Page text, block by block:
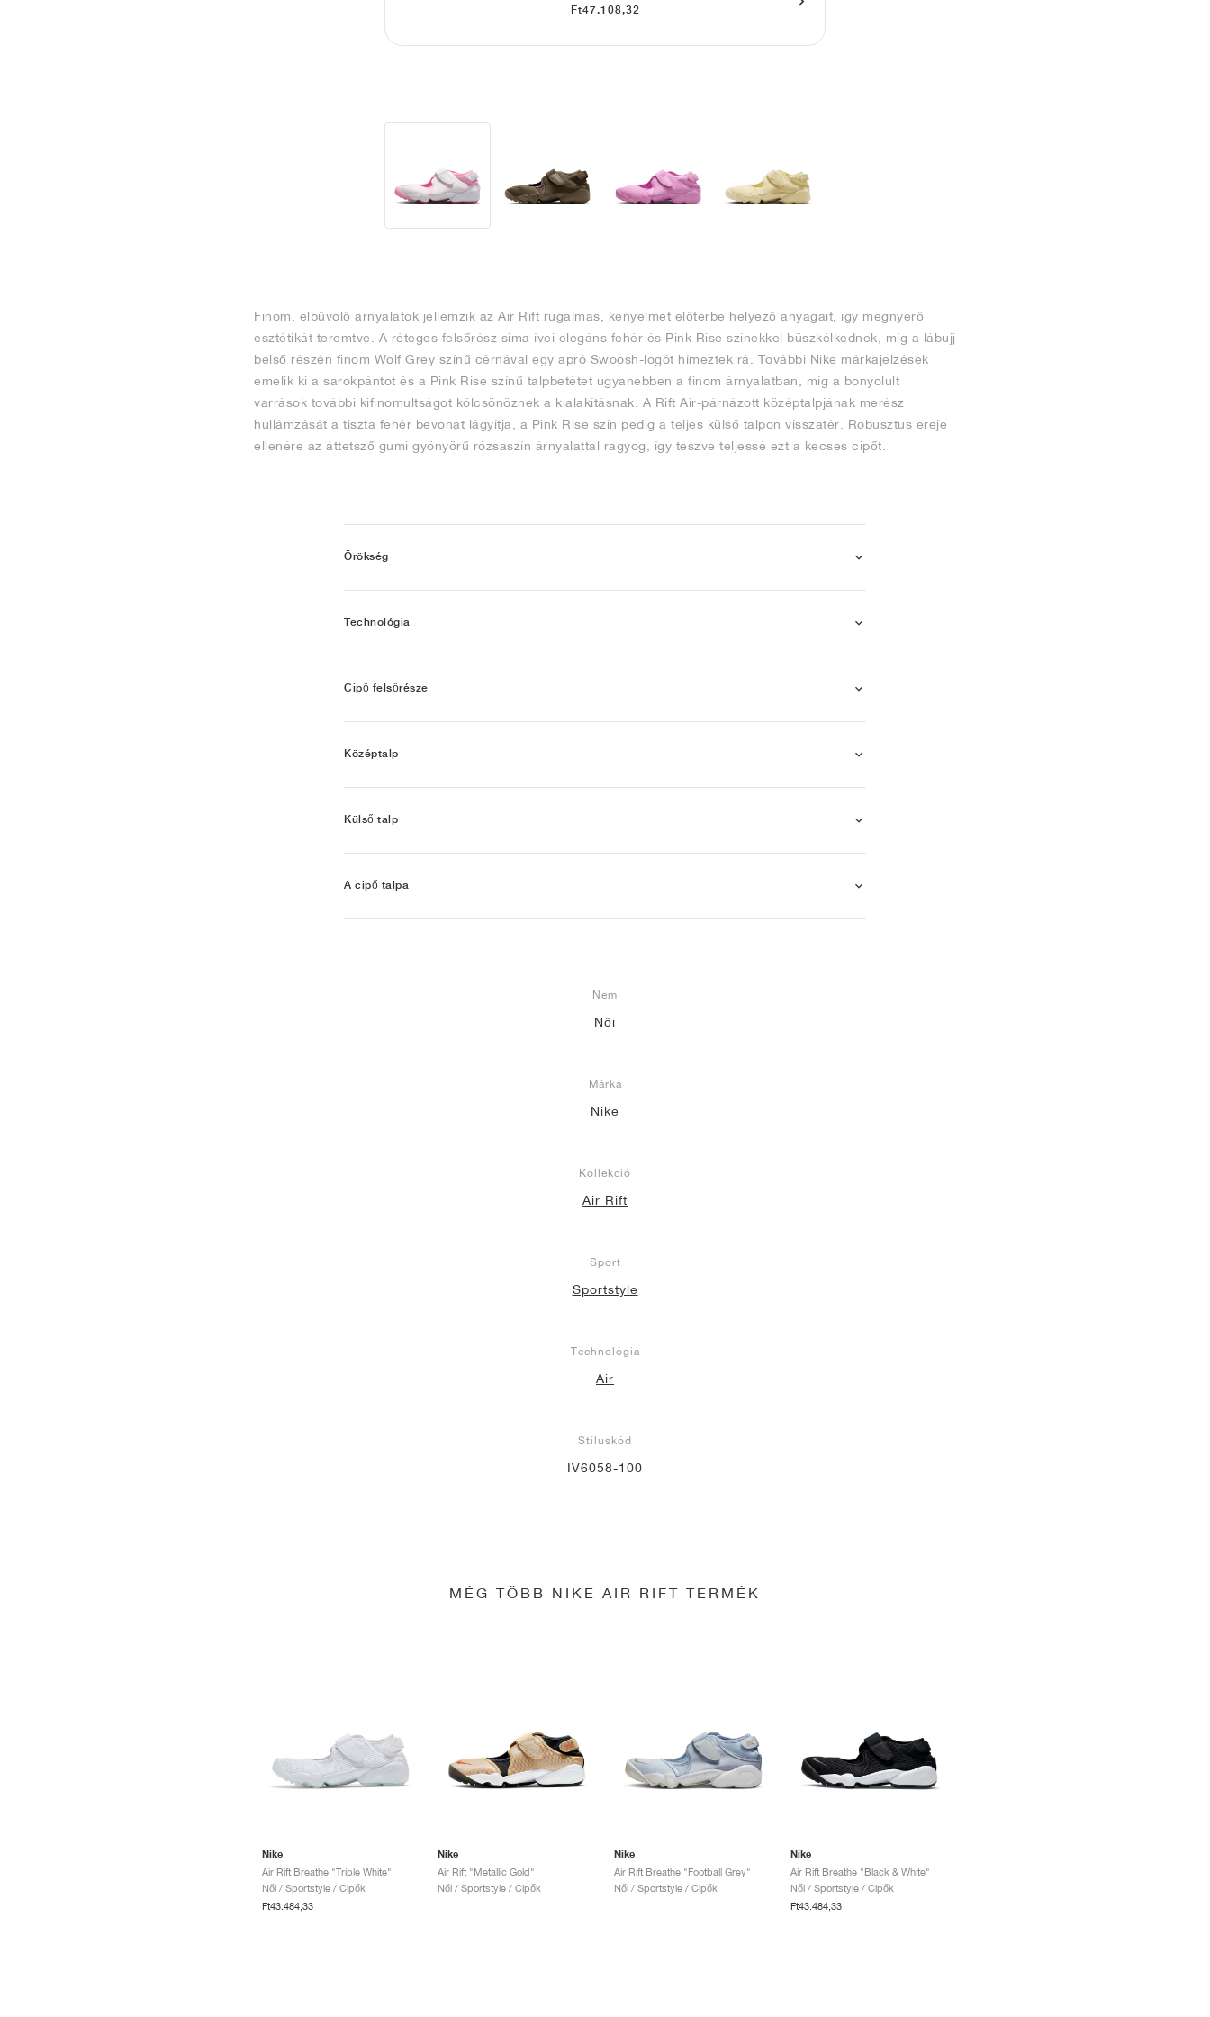
Ft47.108,32
Finom, elbűvölő árnyalatok jellemzik az Air Rift rugalmas, kényelmet előtérbe helyező anyagait, így megnyerő
esztétikát teremtve. A réteges felsőrész sima ívei elegáns fehér és Pink Rise színekkel büszkélkednek, míg a lábujj
belső részén finom Wolf Grey színű cérnával egy apró Swoosh-logót hímeztek rá. További Nike márkajelzések
emelik ki a sarokpántot és a Pink Rise színű talpbetétet ugyanebben a finom árnyalatban, míg a bonyolult
varrások további kifinomultságot kölcsönöznek a kialakításnak. A Rift Air-párnázott középtalpjának merész
hullámzását a tiszta fehér bevonat lágyítja, a Pink Rise szín pedig a teljes külső talpon visszatér. Robusztus ereje
ellenére az áttetsző gumi gyönyörű rózsaszín árnyalattal ragyog, így teszve teljessé ezt a kecses cipőt.
Örökség
Technológia
Cipő felsőrésze
Középtalp
Külső talp
A cipő talpa
Nem
Női
Márka
Nike
Kollekció
Air Rift
Sport
Sportstyle
Technológia
Air
Stíluskód
IV6058-100
MÉG TÖBB NIKE AIR RIFT TERMÉK
Nike
Air Rift Breathe "Triple White"
Női / Sportstyle / Cipők
Ft43.484,33
Nike
Air Rift "Metallic Gold"
Női / Sportstyle / Cipők
Nike
Air Rift Breathe "Football Grey"
Női / Sportstyle / Cipők
Nike
Air Rift Breathe "Black & White"
Női / Sportstyle / Cipők
Ft43.484,33